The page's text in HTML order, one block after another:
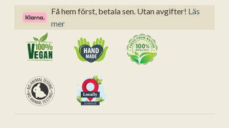
Milt
Schampo
&
Duschkräm
från
200ml
mängd
e
n
Få hem först, betala sen. Utan avgifter! Läs
mer